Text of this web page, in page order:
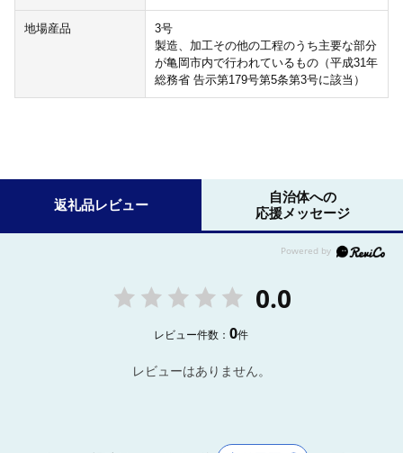
地場産品
3号
製造、加工その他の工程のうち主要な部分
が亀岡市内で行われているもの（平成31年
総務省 告示第179号第5条第3号に該当）
返礼品レビュー
自治体への
応援メッセージ
0.0
レビュー件数：0件
レビューはありません。